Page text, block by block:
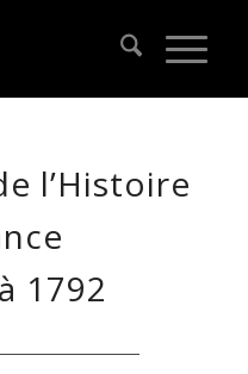
l’Histoire
1792